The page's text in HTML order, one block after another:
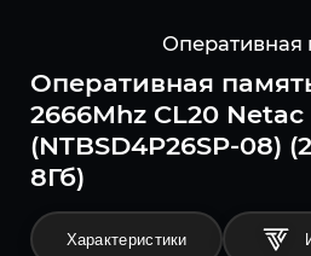
Оперативная
Оперативная
2666Mhz CL20 Netac
(NTBSD4P26SP-08)
8Гб)
Характеристики